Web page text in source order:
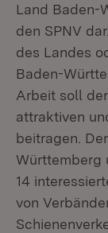
Land Baden-
den SPNV
des Landes
Baden-
Arbeit soll
attraktiven
beitragen.
Württemberg
14
von